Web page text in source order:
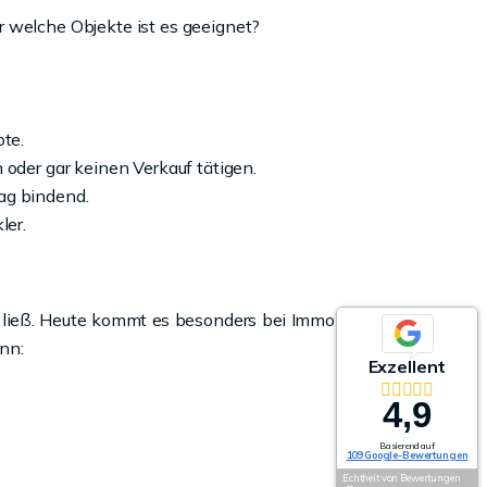
Objekte ist es geeignet?
gar keinen Verkauf tätigen.
bindend.
Heute kommt es besonders bei Immobilien mit
Exzellent
4,9
Basierend auf
109 Google-Bewertungen
Echtheit von Bewertungen